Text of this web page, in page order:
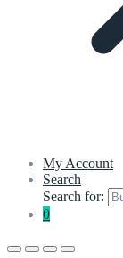
My Account
Search
Search for:
0